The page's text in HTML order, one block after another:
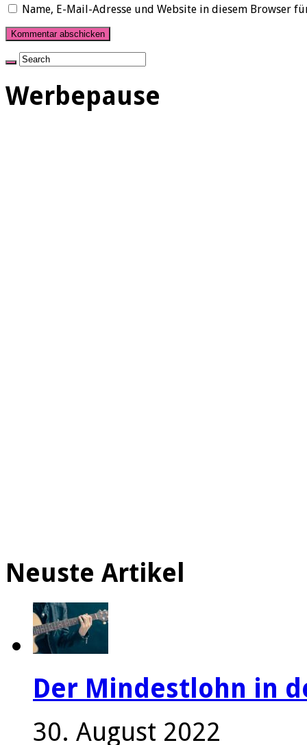
Name, E-Mail-Adresse und Website in diesem Browser
Werbepause
Neuste Artikel
Der Mindestlohn in
30. August 2022